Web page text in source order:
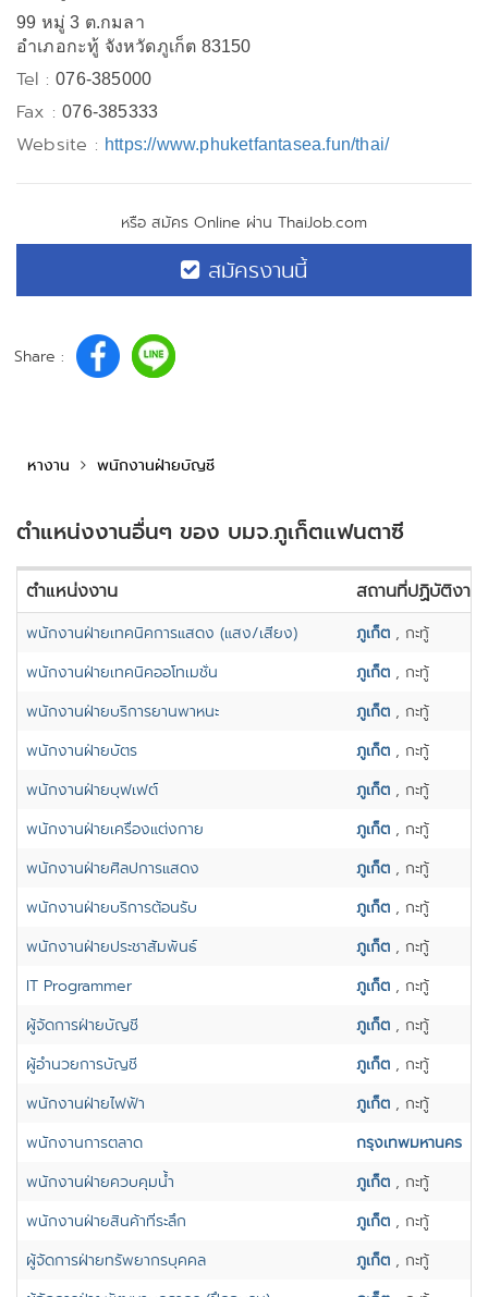
99 หมู่ 3 ต.กมลา
อำเภอกะทู้ จังหวัดภูเก็ต 83150
Tel :076-385000
Fax :076-385333
Website : https://www.phuketfantasea.fun/thai/
หรือ สมัคร Online ผ่าน ThaiJob.com
สมัครงานนี้
Share :
หางาน พนักงานฝ่ายบัญชี
ตำแหน่งงานอื่นๆ ของ บมจ.ภูเก็ตแฟนตาซี
ตำแหน่งงาน สถานที่ปฏิบัติงาน
พนักงานฝ่ายเทคนิคการแสดง (แสง/เสียง) ภูเก็ต , กะทู้
พนักงานฝ่ายเทคนิคออโทเมชั่น
ภูเก็ต , กะทู้
พนักงานฝ่ายบริการยานพาหนะ
ภูเก็ต , กะทู้
พนักงานฝ่ายบัตร
ภูเก็ต , กะทู้
พนักงานฝ่ายบุฟเฟต์
ภูเก็ต , กะทู้
พนักงานฝ่ายเครื่องแต่งกาย
ภูเก็ต , กะทู้
พนักงานฝ่ายศิลปการแสดง
ภูเก็ต , กะทู้
พนักงานฝ่ายบริการต้อนรับ
ภูเก็ต , กะทู้
พนักงานฝ่ายประชาสัมพันธ์
ภูเก็ต , กะทู้
IT Programmer
ภูเก็ต , กะทู้
ผู้จัดการฝ่ายบัญชี
ภูเก็ต , กะทู้
ผู้อำนวยการบัญชี
ภูเก็ต , กะทู้
พนักงานฝ่ายไฟฟ้า
ภูเก็ต , กะทู้
พนักงานการตลาด
กรุงเทพมหานคร
พนักงานฝ่ายควบคุมน้ำ
ภูเก็ต , กะทู้
พนักงานฝ่ายสินค้าที่ระลึก
ภูเก็ต , กะทู้
ผู้จัดการฝ่ายทรัพยากรบุคคล
ภูเก็ต , กะทู้